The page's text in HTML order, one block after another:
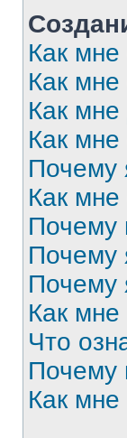
Как
Как мне
Как
Как мне
Почему
Как мне
Почему
Почему
Почему
Как
Что
Почему
Как